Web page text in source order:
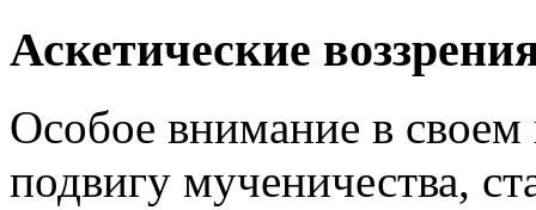
Аскетические
Особое внимание в
подвигу мученичества,